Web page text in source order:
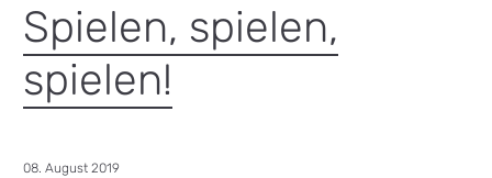
Spielen, spielen,
spielen!
Datum:
08. August 2019